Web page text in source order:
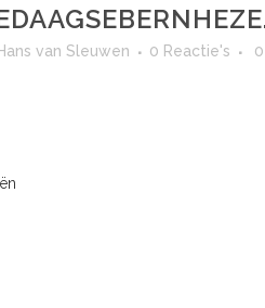
van Sleuwen 0 Reactie's 0